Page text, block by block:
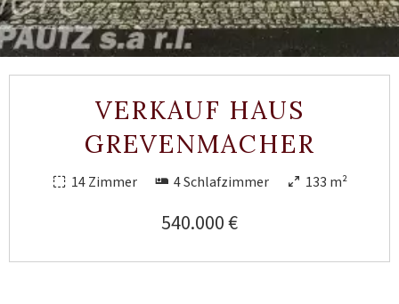
VERKAUF HAUS
GREVENMACHER
14 Zimmer 4 Schlafzimmer 133 m²
540.000 €